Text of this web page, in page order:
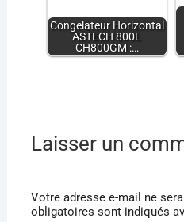
Congelateur Horizontal
ASTECH 800L
CH800GM :…
Laisser un
Votre adresse e-mail ne
obligatoires sont indiqués